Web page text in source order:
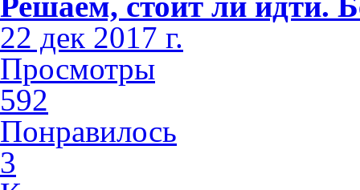
22 дек 2017 г.
Просмотры
592
Понравилось
3